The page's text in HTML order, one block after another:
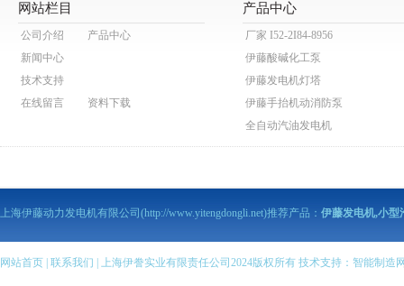
网站栏目
公司介绍
产品中心
新闻中心
技术支持
在线留言
资料下载
产品中心
厂家 I52-2I84-8956
伊藤酸碱化工泵
伊藤发电机灯塔
伊藤手抬机动消防泵
全自动汽油发电机
伊藤动力泥浆泵
伊藤柴油发电机
伊藤汽油机抽水泵
上海伊藤动力发电机有限公司(http://www.yitengdongli.net)推荐产品： 伊藤发电机,小型
网站首页 联系我们 | 上海伊誊实业有限责任公司2024版权所有 技术支持： 智能制造